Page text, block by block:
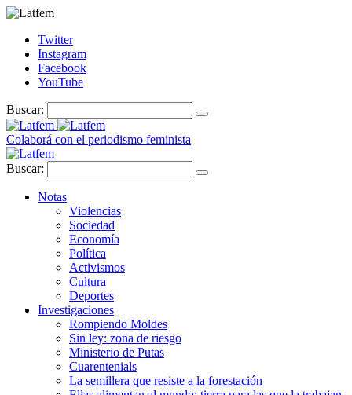
Twitter
Instagram
Facebook
YouTube
Buscar:
Colaborá con el periodismo feminista
Buscar:
Notas
Violencias
Sociedad
Economía
Política
Activismos
Cultura
Deportes
Investigaciones
Rompiendo Moldes
Sin ley: zona de riesgo
Ministerio de Putas
Cuarentenials
La semillera que resiste a la forestación